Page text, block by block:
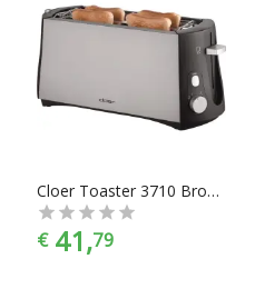
Cloer Toaster 3710 Broodrooster met dubbele lange sleuf
€ 41,79